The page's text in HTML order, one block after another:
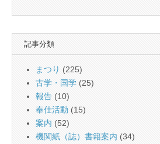
記事分類
まつり (225)
古学・国学 (25)
報告 (10)
奉仕活動 (15)
案内 (52)
機関紙（誌）書籍案内 (34)